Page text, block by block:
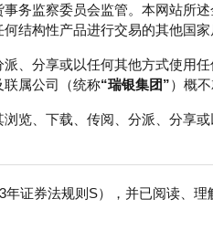
务监察委员会监管。本网站所述
结构性产品进行交易的其他国家
、分享或以任何其他方式使用
属公司（统称“瑞银集团”）概
览、下载、传阅、分派、分享
证券法规则S），并已阅读、理